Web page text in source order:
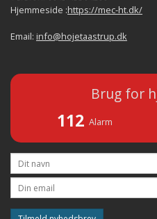
Hjemmeside :https://mec-ht.dk/
Email: info@hojetaastrup.dk
Brug for
112 Alarm